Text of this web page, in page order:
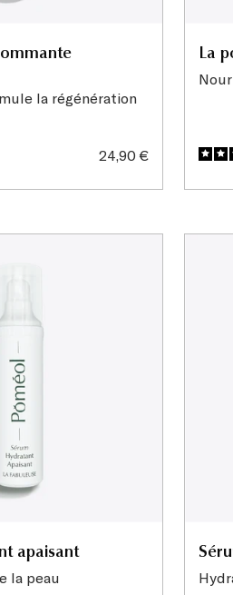
la régénération
Prix
24,90 €
La
apaisant
la peau